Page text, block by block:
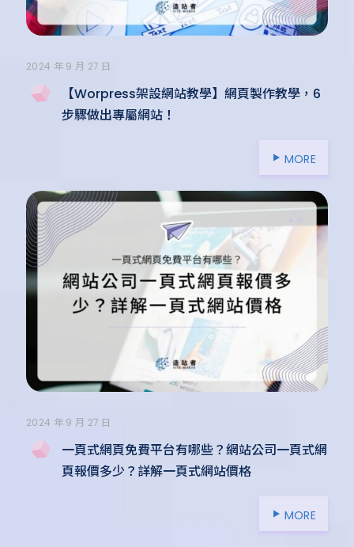
2024 年 9 月 27 日
【Worpress架設網站教學】網頁製作教學，6
步驟做出專屬網站！
MORE
2024 年 9 月 27 日
一頁式網頁免費平台有哪些？網站公司一頁式網
頁報價多少？詳解一頁式網站價格
MORE